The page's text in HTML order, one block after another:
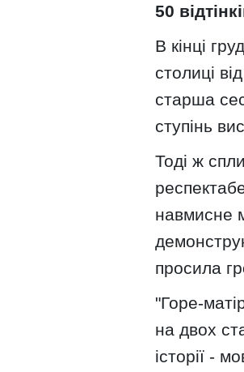
50
В кінці
столиці
старша
ступінь
Тоді ж
навмисне
просила
"Горе-
на двох
історії -